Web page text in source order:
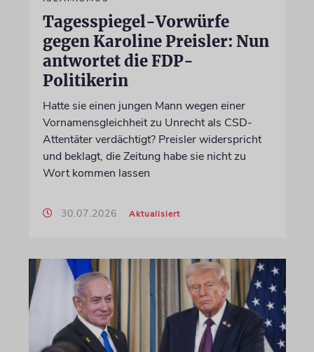
Tagesspiegel-Vorwürfe
gegen Karoline Preisler: Nun
antwortet die FDP-
Politikerin
Hatte sie einen jungen Mann wegen einer
Vornamensgleichheit zu Unrecht als CSD-
Attentäter verdächtigt? Preisler widerspricht
und beklagt, die Zeitung habe sie nicht zu
Wort kommen lassen
30.07.2026 Aktualisiert